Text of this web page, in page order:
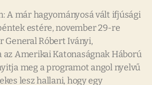
A már hagyományosá vált ifjúsági
estére, november 29-re
General Róbert Iványi,
az Amerikai Katonaságnak Háború
meg a programot angol nyelvű
lesz hallani, hogy egy